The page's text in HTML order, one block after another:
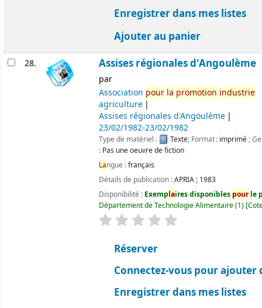
Enregistrer dans mes listes
Ajouter au panier
28. Assises régionales d'Angoulème
par
Association pour la promotion industrie
agriculture
Assises régionales d'Angoulème
23/02/1982-23/02/1982
Type de matériel : Texte; Format : imprimé ;
: Pas une oeuvre de fiction
Langue :français
Détails de publication :APRIA; 1983
Disponibilité : Exemplaires disponibles pourle
Département de Technologie Alimentaire(1)
évaluation
Réserver
Connectez-vous pour ajouter
Enregistrer dans mes listes